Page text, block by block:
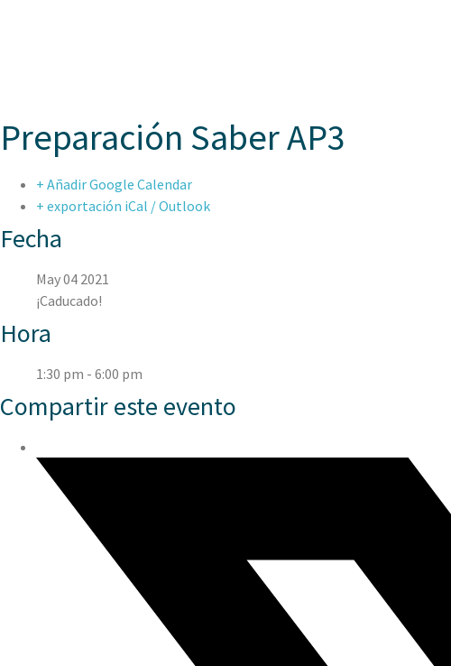
Preparación Saber AP3
+ Añadir Google Calendar
+ exportación iCal / Outlook
Fecha
May 04 2021
¡Caducado!
Hora
1:30 pm - 6:00 pm
Compartir este evento